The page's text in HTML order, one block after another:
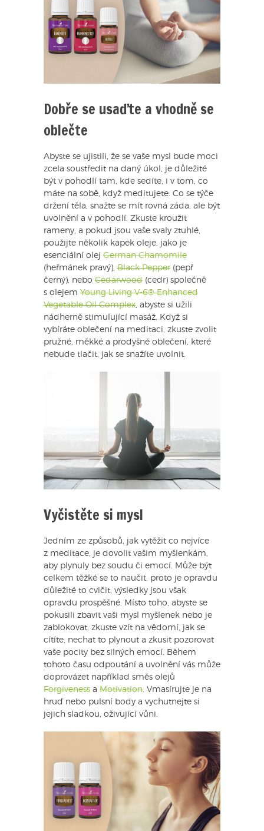
Dobře se usaďte a vhodně se
oblečte
Abyste se ujistili, že se vaše mysl bude moci
zcela soustředit na daný úkol, je důležité
být v pohodlí tam, kde sedíte, i v tom, co
máte na sobě, když meditujete. Co se týče
držení těla, snažte se mít rovná záda, ale být
uvolnění a v pohodlí. Zkuste kroužit
rameny, a pokud jsou vaše svaly ztuhlé,
použijte několik kapek oleje, jako je
esenciální olej German Chamomile
(heřmánek pravý), Black Pepper (pepř
černý), nebo Cedarwood (cedr) společně
s olejem Young Living V-6® Enhanced
Vegetable Oil Complex, abyste si užili
nádherně stimulující masáž. Když si
vybíráte oblečení na meditaci, zkuste zvolit
pružné, měkké a prodyšné oblečení, které
nebude tlačit, jak se snažíte uvolnit.
Vyčistěte si mysl
Jedním ze způsobů, jak vytěžit co nejvíce
z meditace, je dovolit vašim myšlenkám,
aby plynuly bez soudu či emocí. Může být
celkem těžké se to naučit, proto je opravdu
důležité to cvičit, výsledky jsou však
opravdu prospěšné. Místo toho, abyste se
pokusili zbavit vaši mysl myšlenek nebo je
zablokovat, zkuste vzít na vědomí, jak se
cítíte, nechat to plynout a zkusit pozorovat
vaše pocity bez silných emocí. Během
tohoto času odpoutání a uvolnění vás může
doprovázet například směs olejů
Forgiveness a Motivation. Vmasírujte je na
hruď nebo pulsní body a vychutnejte si
jejich sladkou, oživující vůni.